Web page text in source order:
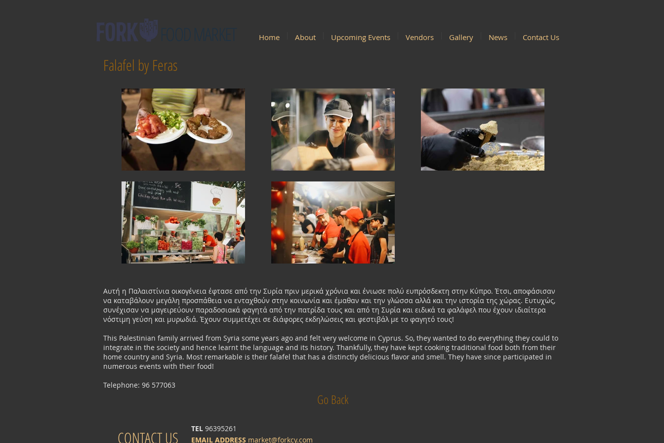
Home About Upcoming Events Vendors Gallery News Contact Us
Falafel by Feras
Αυτή η Παλαιστίνια οικογένεια έφτασε από την Συρία πριν μερικά χρόνια και ένιωσε πολύ ευπρόσδεκτη στην Κύπρο. Έτσι, αποφάσισαν
να καταβάλουν μεγάλη προσπάθεια να ενταχθούν στην κοινωνία και έμαθαν και την γλώσσα αλλά και την ιστορία της χώρας. Ευτυχώς,
συνέχισαν να μαγειρεύουν παραδοσιακά φαγητά από την πατρίδα τους και από τη Συρία και ειδικά τα φαλάφελ που έχουν ιδιαίτερα
νόστιμη γεύση και μυρωδιά. Έχουν συμμετέχει σε διάφορες εκδηλώσεις και φεστιβάλ με το φαγητό τους!
This Palestinian family arrived from Syria some years ago and felt very welcome in Cyprus. So, they wanted to do everything they could to
integrate in the society and hence learnt the language and its history. Thankfully, they have kept cooking traditional food both from their
home country and Syria. Most remarkable is their falafel that has a distinctly delicious flavor and smell. They have since participated in
numerous events with their food!
Telephone: 96 577063
Go Back
TEL 96395261
EMAIL ADDRESS market@forkcy.com
CONTACT US